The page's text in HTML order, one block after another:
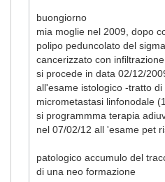
buongiorno
mia moglie nel 2009, dopo
polipo peduncolato del
cancerizzato con
si procede in data 02/12/
all'esame istologico -tratto
micrometastasi linfonodale
si programmma terapia
nel 07/02/12 all 'esame pet
patologico accumulo del
di una neo formazione